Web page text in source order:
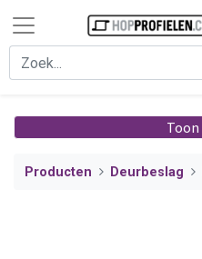
Producten Deurbeslag